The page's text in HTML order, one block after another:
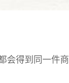
会得到同一件商